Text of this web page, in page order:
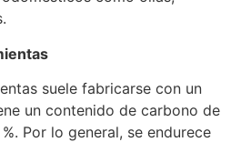
suele fabricarse con un
un contenido de carbono de
Por lo general, se endurece